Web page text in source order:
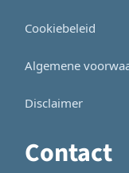
Cookiebeleid
Algemene
Disclaimer
Contact